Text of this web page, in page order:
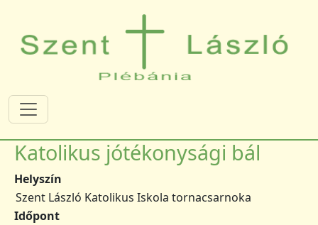
Katolikus jótékonysági bál
Helyszín
Szent László Katolikus Iskola tornacsarnoka
Időpont